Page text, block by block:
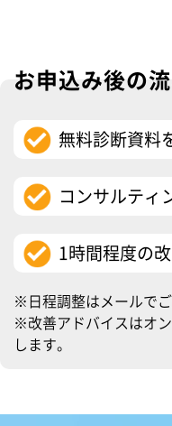
お申込み後の
無料診断資料
コンサルティ
1時間程度の
※日程調整はメールでご
※改善アドバイスはオ
します。